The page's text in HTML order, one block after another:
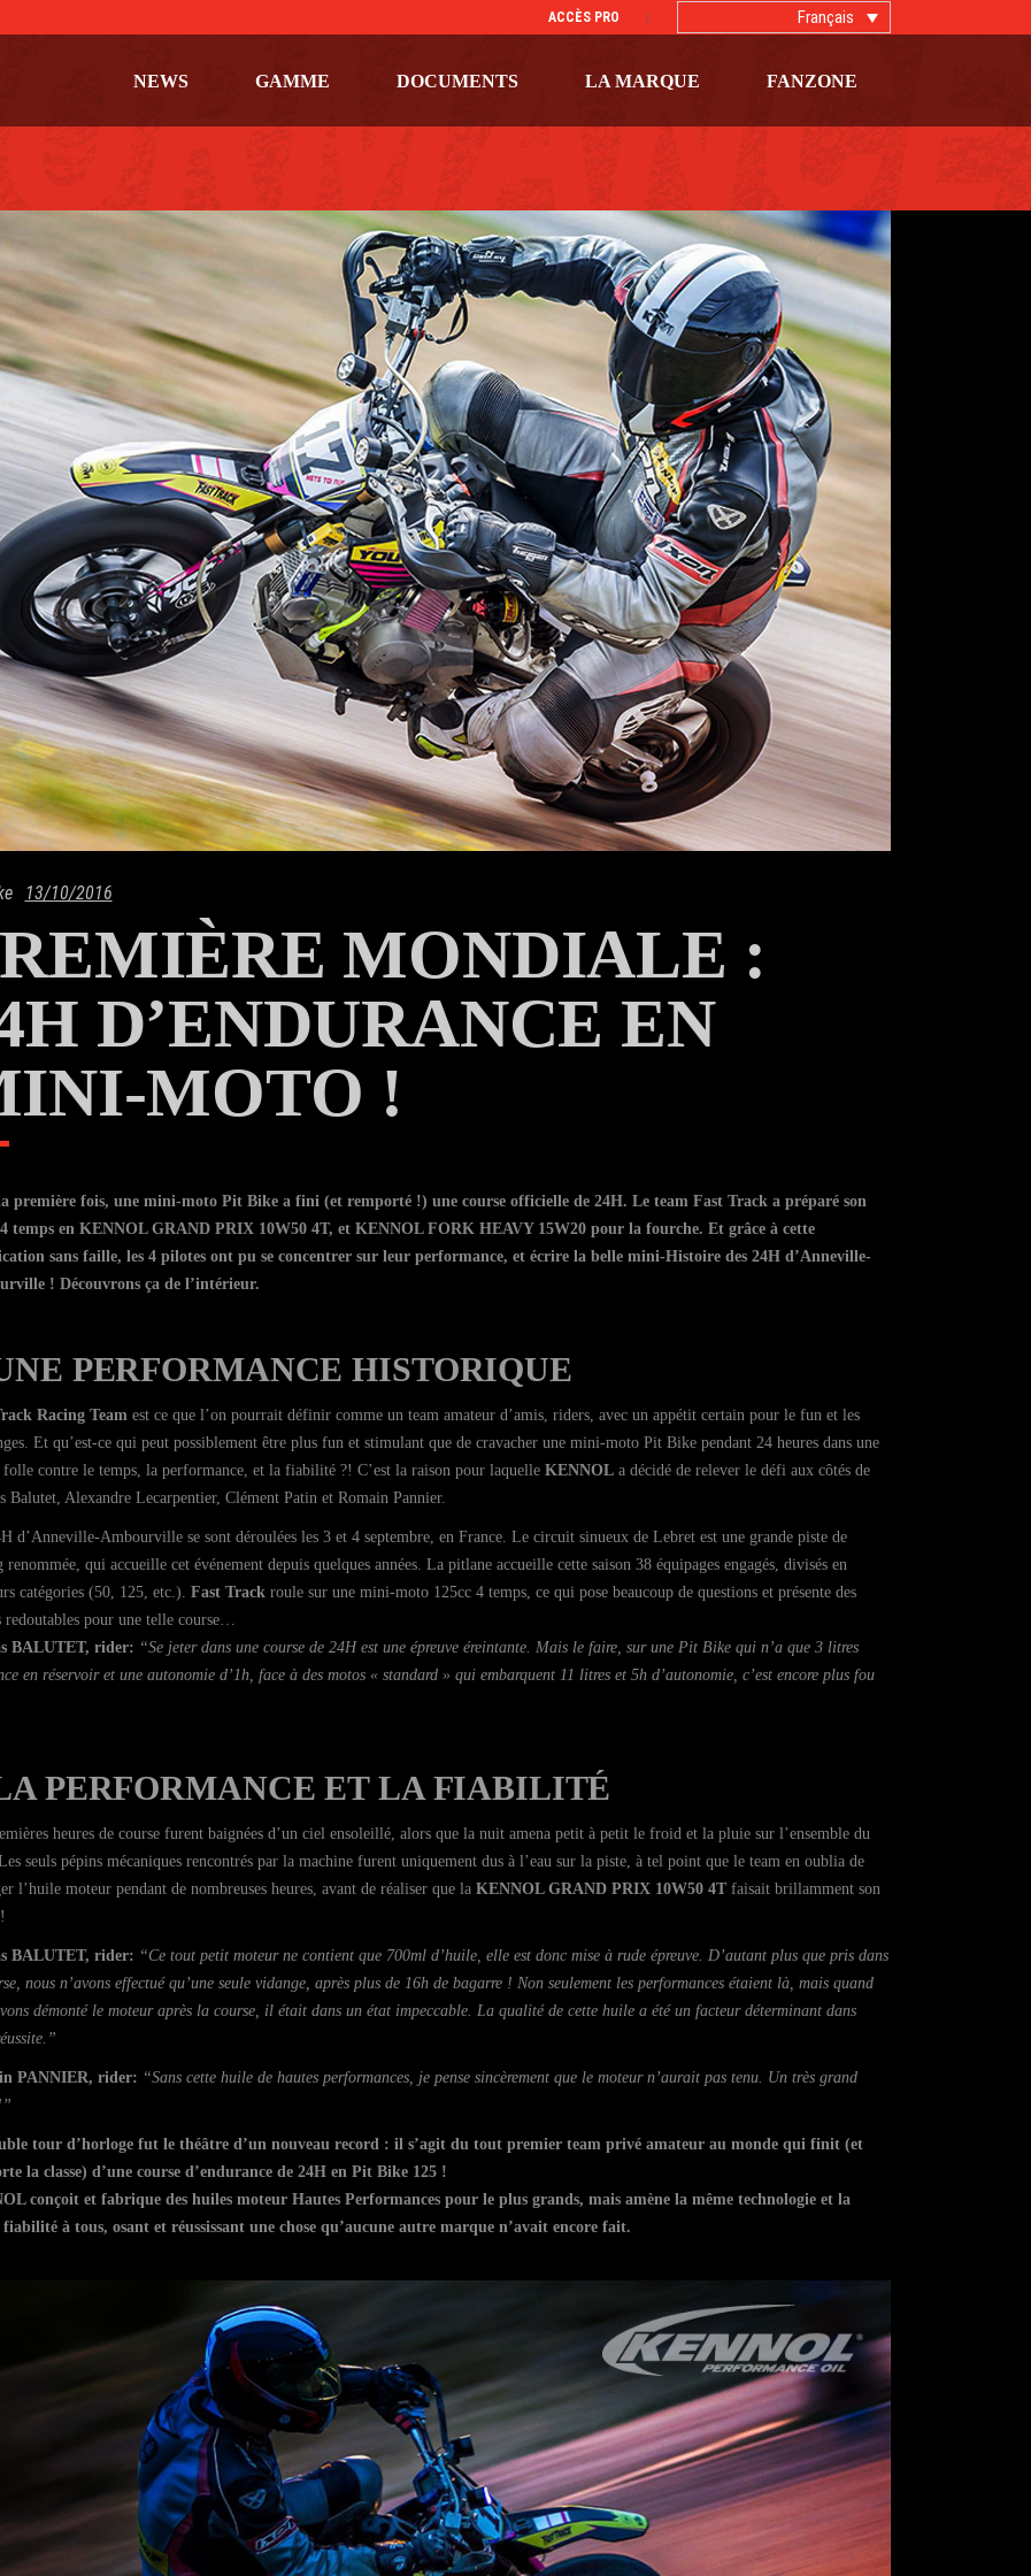
ACCÈS PRO Français
NEWS GAMME DOCUMENTS LA MARQUE FANZONE
13/10/2016
MONDIALE :
D’ENDURANCE EN
MOTO !
première fois, une mini-moto Pit Bike a fini (et remporté !) une course officielle de 24H. Le team Fast Track a préparé son
4 temps en KENNOL GRAND PRIX 10W50 4T, et KENNOL FORK HEAVY 15W20 pour la fourche. Et grâce à cette
sans faille, les 4 pilotes ont pu se concentrer sur leur performance, et écrire la belle mini-Histoire des 24H d’Anneville-
! Découvrons ça de l’intérieur.
PERFORMANCE HISTORIQUE
Racing Team est ce que l’on pourrait définir comme un team amateur d’amis, riders, avec un appétit certain pour le fun et les
Et qu’est-ce qui peut possiblement être plus fun et stimulant que de cravacher une mini-moto Pit Bike pendant 24 heures dans une
folle contre le temps, la performance, et la fiabilité ?! C’est la raison pour laquelle KENNOLa décidé de relever le défi aux côtés de
Balutet, Alexandre Lecarpentier, Clément Patin et Romain Pannier.
d’Anneville-Ambourville se sont déroulées les 3 et 4 septembre, en France. Le circuit sinueux de Lebret est une grande piste de
renommée, qui accueille cet événement depuis quelques années. La pitlane accueille cette saison 38 équipages engagés, divisés en
catégories (50, 125, etc.). Fast Track roule sur une mini-moto 125cc 4 temps, ce qui pose beaucoup de questions et présente des
redoutables pour une telle course…
BALUTET, rider: “Se jeter dans une course de 24H est une épreuve éreintante. Mais le faire, sur une Pit Bike qui n’a que 3 litres
en réservoir et une autonomie d’1h, face à des motos « standard » qui embarquent 11 litres et 5h d’autonomie, c’est encore plus fou
PERFORMANCE ET LA FIABILITÉ
heures de course furent baignées d’un ciel ensoleillé, alors que la nuit amena petit à petit le froid et la pluie sur l’ensemble du
seuls pépins mécaniques rencontrés par la machine furent uniquement dus à l’eau sur la piste, à tel point que le team en oublia de
l’huile moteur pendant de nombreuses heures, avant de réaliser que la KENNOL GRAND PRIX 10W50 4Tfaisait brillamment son
BALUTET, rider: “Ce tout petit moteur ne contient que 700ml d’huile, elle est donc mise à rude épreuve. D’autant plus que pris dans
nous n’avons effectué qu’une seule vidange, après plus de 16h de bagarre ! Non seulement les performances étaient là, mais quand
démonté le moteur après la course, il était dans un état impeccable. La qualité de cette huile a été un facteur déterminant dans
PANNIER, rider: “Sans cette huile de hautes performances, je pense sincèrement que le moteur n’aurait pas tenu. Un très grand
tour d’horloge fut le théâtre d’un nouveau record : il s’agit du tout premier team privé amateur au monde qui finit (et
la classe) d’une course d’endurance de 24H en Pit Bike 125 !
conçoit et fabrique des huiles moteur Hautes Performances pour le plus grands, mais amène la même technologie et la
fiabilité à tous, osant et réussissant une chose qu’aucune autre marque n’avait encore fait.